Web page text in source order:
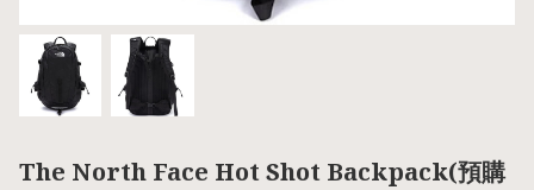
The North Face Hot Shot Backpack(預購